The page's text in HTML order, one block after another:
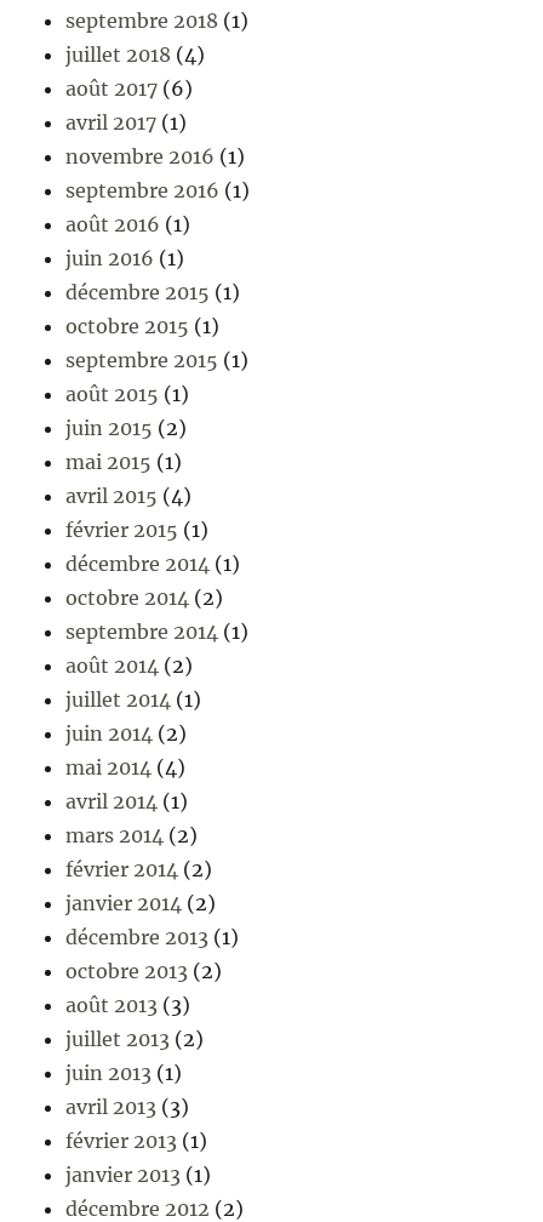
septembre 2018 (1)
juillet 2018 (4)
août 2017 (6)
avril 2017 (1)
novembre 2016 (1)
septembre 2016 (1)
août 2016 (1)
juin 2016 (1)
décembre 2015 (1)
octobre 2015 (1)
septembre 2015 (1)
août 2015 (1)
juin 2015 (2)
mai 2015 (1)
avril 2015 (4)
février 2015 (1)
décembre 2014 (1)
octobre 2014 (2)
septembre 2014 (1)
août 2014 (2)
juillet 2014 (1)
juin 2014 (2)
mai 2014 (4)
avril 2014 (1)
mars 2014 (2)
février 2014 (2)
janvier 2014 (2)
décembre 2013 (1)
octobre 2013 (2)
août 2013 (3)
juillet 2013 (2)
juin 2013 (1)
avril 2013 (3)
février 2013 (1)
janvier 2013 (1)
décembre 2012 (2)